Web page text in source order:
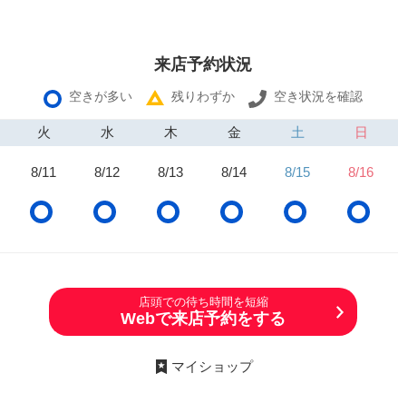
来店予約状況
空きが多い 残りわずか 空き状況を確認
火 水 木 金 土 日
8/11 8/12 8/13 8/14 8/15 8/16
店頭での待ち時間を短縮
Webで来店予約をする
マイショップ